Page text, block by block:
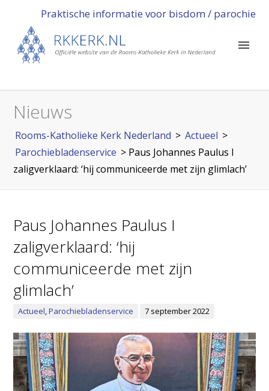
Praktische informatie voor bisdom / parochie
Nieuws
Rooms-Katholieke Kerk Nederland > Actueel >
Parochiebladenservice > Paus Johannes Paulus I
zaligverklaard: ‘hij communiceerde met zijn glimlach’
Paus Johannes Paulus I
zaligverklaard: ‘hij
communiceerde met zijn
glimlach’
Actueel,Parochiebladenservice 7 september 2022